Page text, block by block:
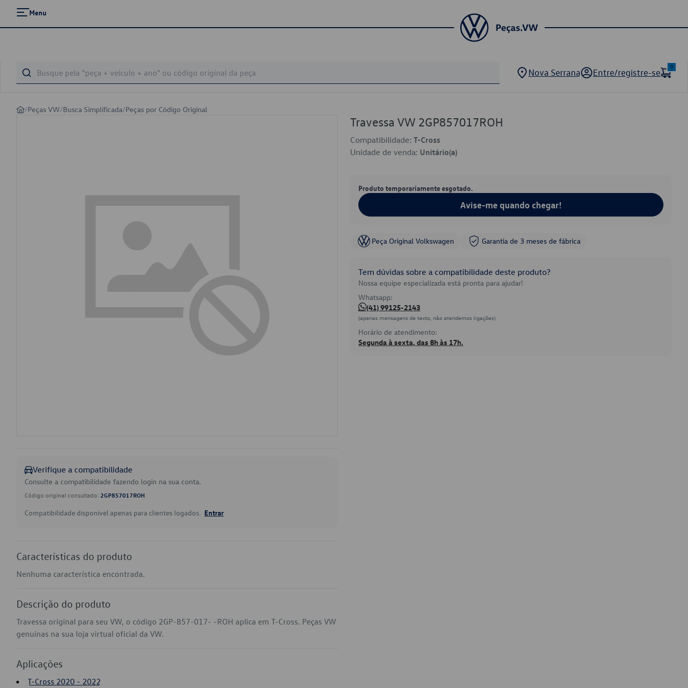
Menu
Nova Serrana Entre/registre-se
0
/Peças VW/Busca Simplificada/Peças por Código Original
Verifique a compatibilidade
Consulte a compatibilidade fazendo login na sua conta.
Código original consultado: 2GP857017ROH
Compatibilidade disponível apenas para clientes logados. Entrar
Características do produto
Nenhuma característica encontrada.
Descrição do produto
Travessa original para seu VW, o código 2GP-857-017- -ROH aplica em T-Cross. Peças VW
genuínas na sua loja virtual oficial da VW.
Aplicações
T-Cross 2020 - 2022
Travessa VW 2GP857017ROH
Compatibilidade: T-Cross
Unidade de venda: Unitário(a)
Produto temporariamente esgotado.
Avise-me quando chegar!
Peça Original Volkswagen Garantia de 3 meses de fábrica
Tem dúvidas sobre a compatibilidade deste produto?
Nossa equipe especializada está pronta para ajudar!
Whatsapp:
(41) 99125-2143
(apenas mensagens de texto, não atendemos ligações)
Horário de atendimento:
Segunda à sexta, das 8h às 17h.